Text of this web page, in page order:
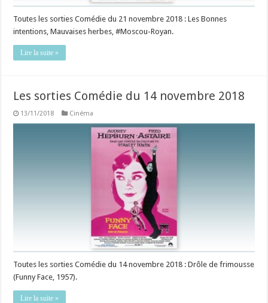
Toutes les sorties Comédie du 21 novembre 2018 : Les Bonnes
intentions, Mauvaises herbes, #Moscou-Royan.
Lire la suite »
Les sorties Comédie du 14 novembre 2018
13/11/2018 Cinéma
Toutes les sorties Comédie du 14 novembre 2018 : Drôle de frimousse
(Funny Face, 1957).
Lire la suite »